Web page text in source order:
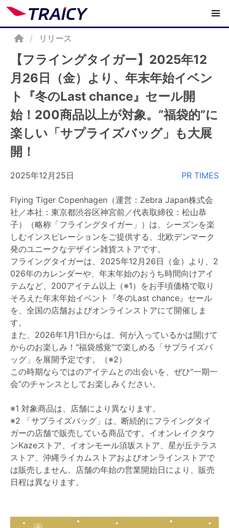
/ リリース
【フライングタイガー】2025年12
月26日（金）より、年末年始イベン
ト『冬のLast chance』セール開
始！200商品以上が対象。”福袋的”に
楽しい「サプライズバッグ」も大展
開！
2025年12月25日 PR TIMES
Flying Tiger Copenhagen（運営：Zebra Japan株式会
社／本社：東京都渋谷区神宮前／代表取締役：松山恭
子）（略称「フライングタイガー」）は、シーズンを楽
しむインスピレーションをご提供する、北欧デンマーク
発のユニークなデザイン雑貨ストアです。
フライングタイガーは、2025年12月26日（金）より、2
026年のカレンダーや、年末年始のおうち時間向けアイ
テムなど、200アイテム以上（※1）をお手頃価格で取り
そろえた年末年始イベント『冬のLast chance』セール
を、全国の店舗およびオンラインストアにて開催しま
す。
また、2026年1月1日からは、何が入っているかは開けて
からのお楽しみ！"福袋感覚"で楽しめる「サプライズバ
ッグ」を展開予定です。（※2）
この時期ならではのアイテムとの出会いを、ぜひ“一期一
会”のチャンスとしてお楽しみください。
※1 対象商品は、店舗により異なります。
※2 「サプライズバッグ」は、断続的にフライングタイ
ガーの店舗で販売している商品です。イオンレイクタウ
ンKazeストア、イオンモール須坂ストア、星が丘テラス
ストア、沖縄ライカムストアおよびオンラインストアで
は販売しません。店舗の年始の営業開始日により、販売
日程は異なります。